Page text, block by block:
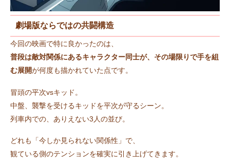
劇場版ならではの共闘構造
今回の映画で特に良かったのは、
普段は敵対関係にあるキャラクター同士が、その場限りで手を組
む展開が何度も描かれていた点です。
冒頭の平次vsキッド。
中盤、襲撃を受けるキッドを平次が守るシーン。
列車内での、ありえない3人の並び。
どれも「今しか見られない関係性」で、
観ている側のテンションを確実に引き上げてきます。